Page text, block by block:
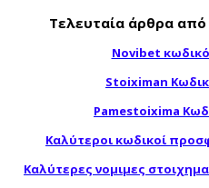
Τελευταία άρθρα από
Novibet
Stoiximan
Pamestoixima
Καλύτεροι κωδικοί
Καλύτερες νομιμες